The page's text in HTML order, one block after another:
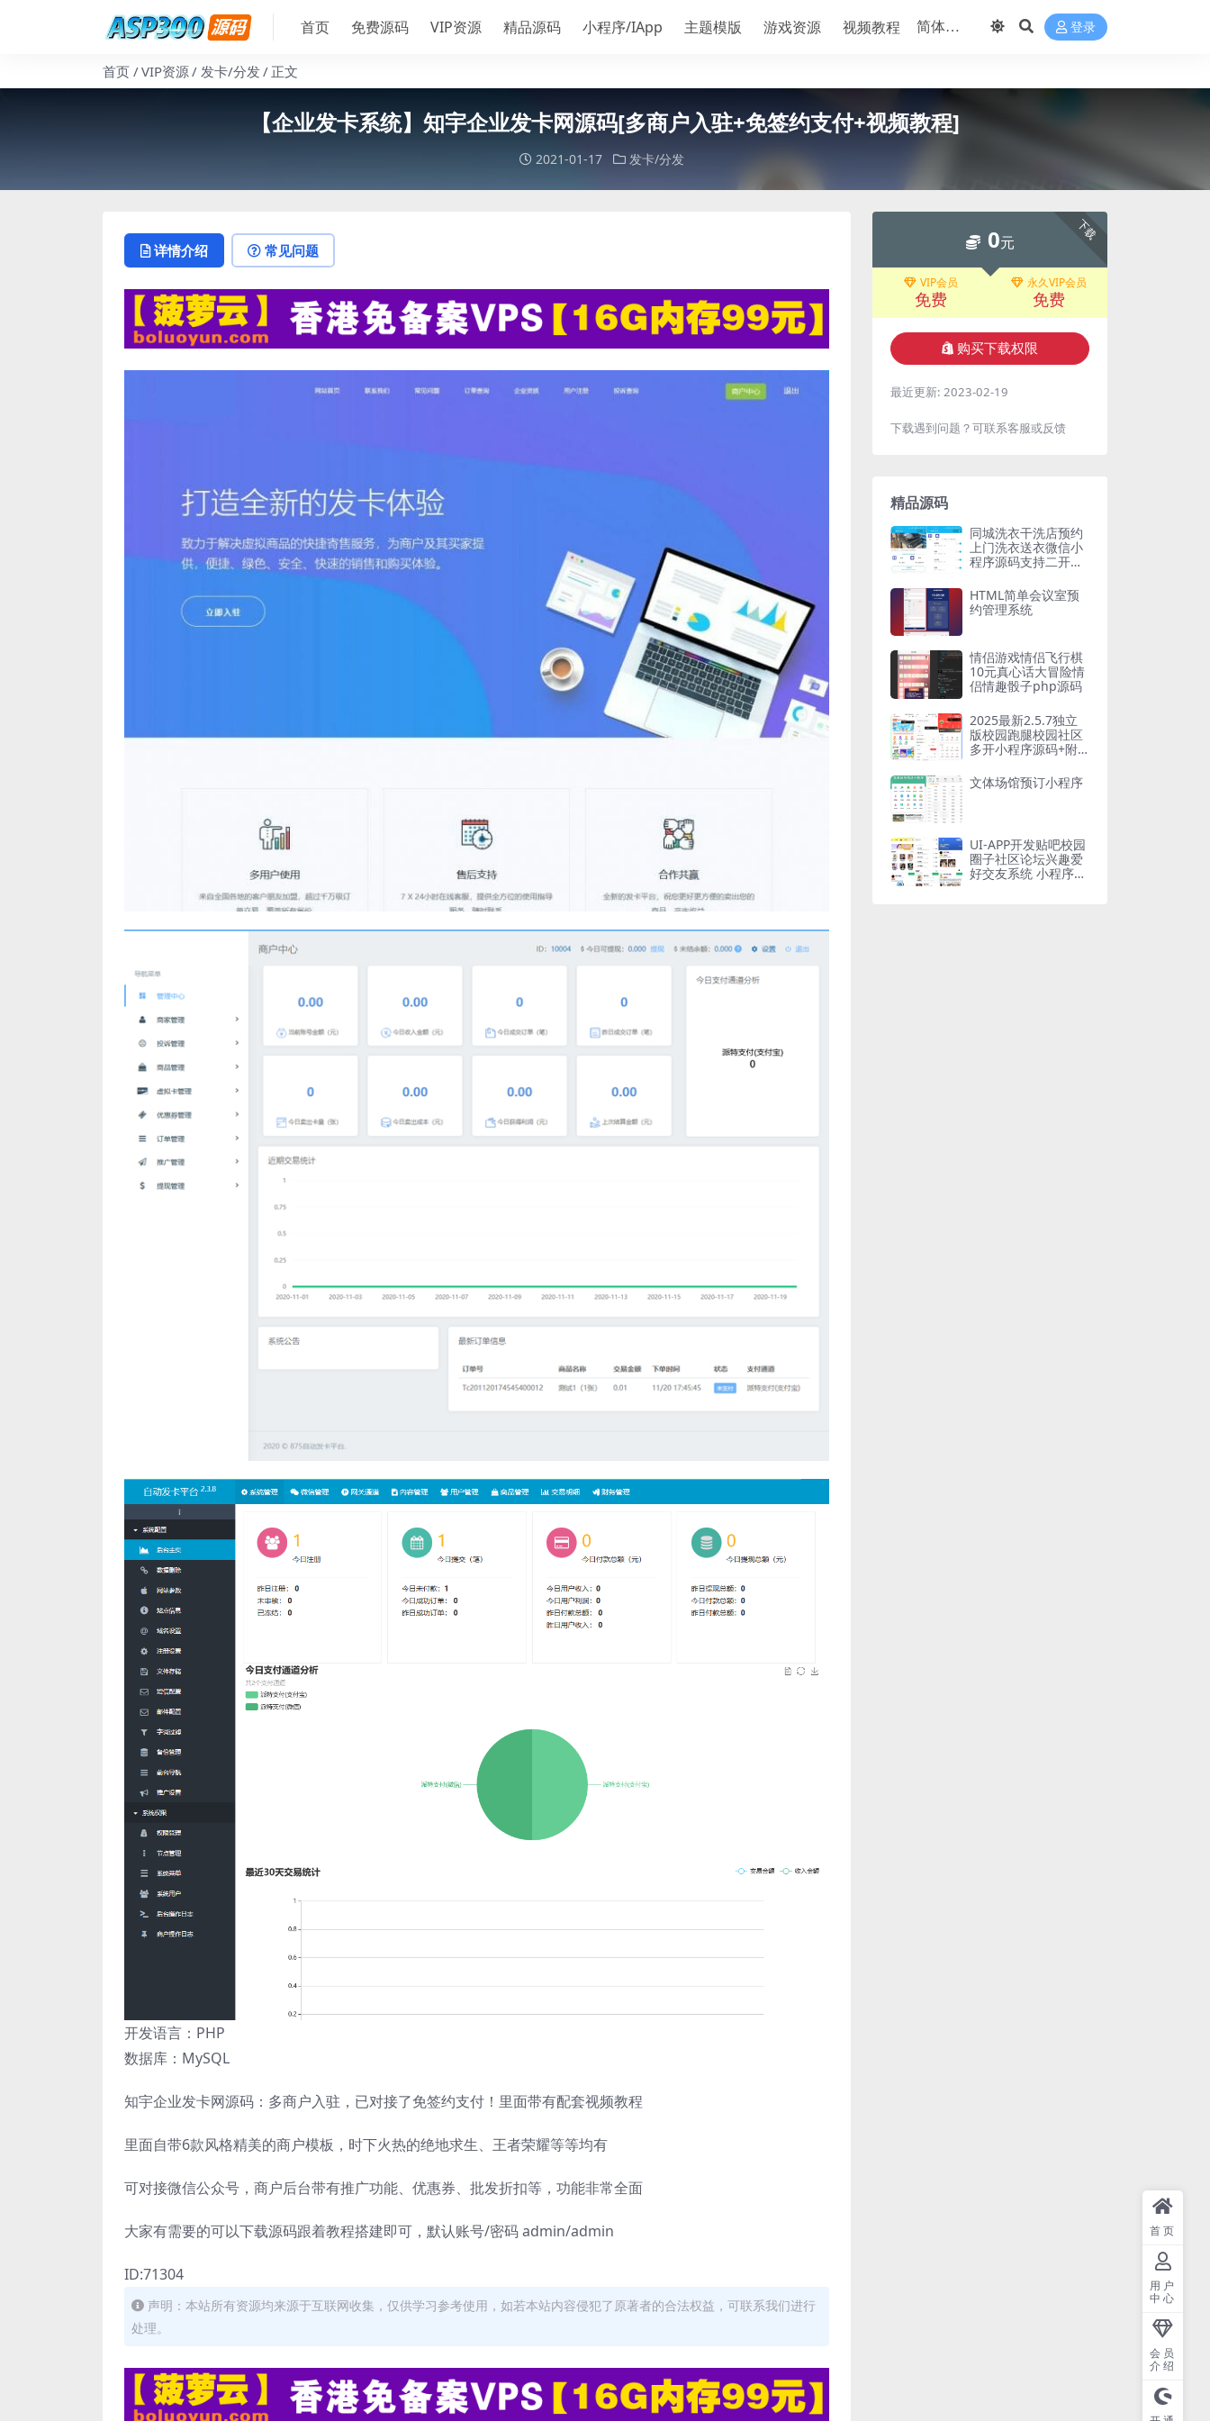
首页 免费源码 VIP资源 精品源码 小程序/IApp 主题模版 游戏资源 视频教程 登录
首页 VIP资源 发卡/分发 正文
【企业发卡系统】知宇企业发卡网源码[多商户入驻+免签约支付+视频教程]
2021-01-17 发卡/分发
详情介绍 常见问题
开发语言：PHP
数据库：MySQL
知宇企业发卡网源码：多商户入驻，已对接了免签约支付！里面带有配套视频教程
里面自带6款风格精美的商户模板，时下火热的绝地求生、王者荣耀等等均有
可对接微信公众号，商户后台带有推广功能、优惠券、批发折扣等，功能非常全面
大家有需要的可以下载源码跟着教程搭建即可，默认账号/密码 admin/admin
ID:71304
声明：本站所有资源均来源于互联网收集，仅供学习参考使用，如若本站内容侵犯了原著者的合法权益，可联系我们进行
处理。
下载
0元
VIP会员
免费
永久VIP会员
免费
购买下载权限
最近更新: 2023-02-19
下载遇到问题？可联系客服或反馈
精品源码
同城洗衣干洗店预约
上门洗衣送衣微信小
程序源码支持二开定
HTML简单会议室预
约管理系统
情侣游戏情侣飞行棋
10元真心话大冒险情
侣情趣骰子php源码
2025最新2.5.7独立
版校园跑腿校园社区
多开小程序源码+附
文体场馆预订小程序
UI-APP开发贴吧校园
圈子社区论坛兴趣爱
好交友系统 小程序、
首页
用户
中心
会员
介绍